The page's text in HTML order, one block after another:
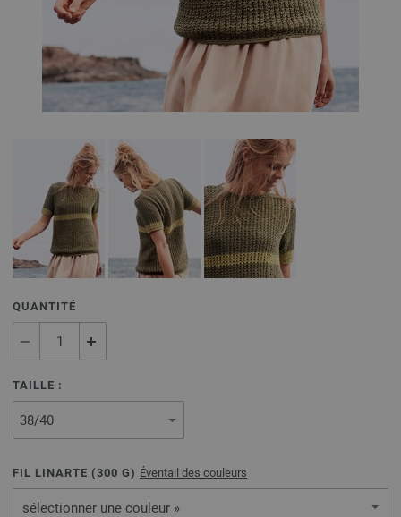
QUANTITÉ
TAILLE :
FIL LINARTE (300 G) Éventail des couleurs
sélectionner une couleur »